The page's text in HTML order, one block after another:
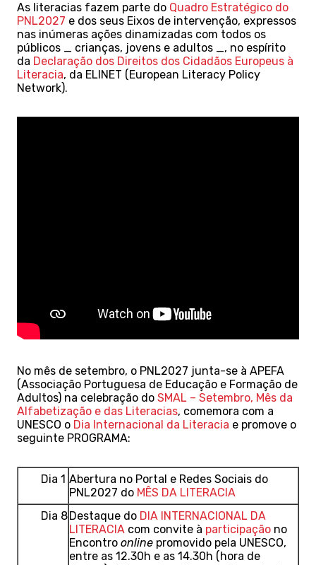
As literacias fazem parte do Quadro Estratégico do
PNL2027 e dos seus Eixos de intervenção, expressos
nas inúmeras ações dinamizadas com todos os
públicos _ crianças, jovens e adultos _, no espírito
da Declaração dos Direitos dos Cidadãos Europeus à
Literacia, da ELINET (European Literacy Policy
Network).
No mês de setembro, o PNL2027 junta-se à APEFA
(Associação Portuguesa de Educação e Formação de
Adultos) na celebração do SMAL – Setembro, Mês da
Alfabetização e das Literacias, comemora com a
UNESCO o Dia Internacional da Literacia e promove o
seguinte PROGRAMA:
Dia 1 Abertura no Portal e Redes Sociais do
PNL2027 do MÊS DA LITERACIA
Dia 8Destaque do DIA INTERNACIONAL DA
LITERACIA com convite à participação no
Encontro online promovido pela UNESCO,
entre as 12.30h e as 14.30h (hora de